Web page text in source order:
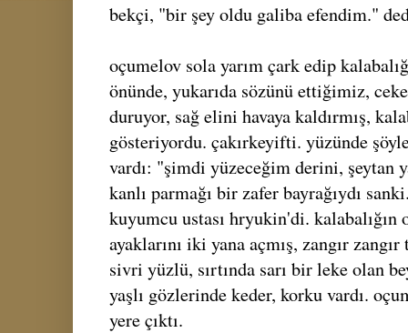
bekçi, "bir şey oldu galiba efendim."
oçumelov sola yarım çark edip
önünde, yukarıda sözünü ettiğimiz,
duruyor, sağ elini havaya kaldırmış,
gösteriyordu. çakırkeyifti. yüzünde
vardı: "şimdi yüzeceğim derini, şeytan
kanlı parmağı bir zafer bayrağıydı
kuyumcu ustası hryukin'di. kalabalığın
ayaklarını iki yana açmış, zangır
sivri yüzlü, sırtında sarı bir leke olan
yaşlı gözlerinde keder, korku vardı.
yere çıktı.